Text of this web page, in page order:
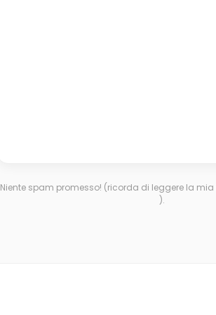
Niente spam promesso! (ricorda di leggere la mia
).